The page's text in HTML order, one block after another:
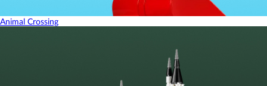
Animal Crossing